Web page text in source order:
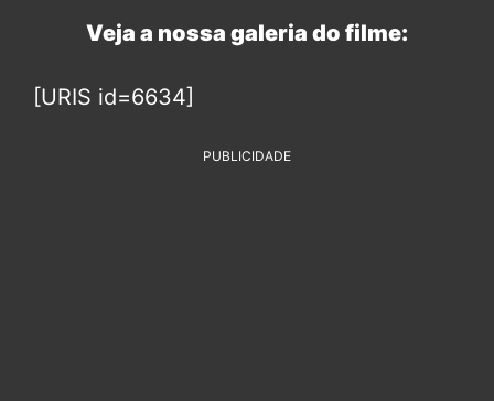
Veja a nossa galeria do filme:
[URIS id=6634]
PUBLICIDADE